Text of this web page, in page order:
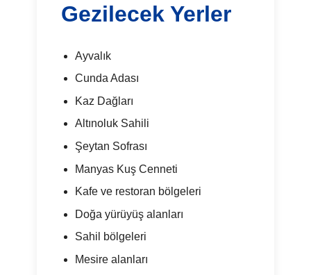
Gezilecek Yerler
Ayvalık
Cunda Adası
Kaz Dağları
Altınoluk Sahili
Şeytan Sofrası
Manyas Kuş Cenneti
Kafe ve restoran bölgeleri
Doğa yürüyüş alanları
Sahil bölgeleri
Mesire alanları